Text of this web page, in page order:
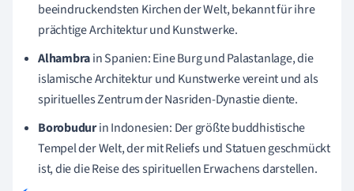
beeindruckendsten Kirchen der Welt, bekannt für ihre
prächtige Architektur und Kunstwerke.
Alhambrain Spanien: Eine Burg und Palastanlage, die
islamische Architektur und Kunstwerke vereint und als
spirituelles Zentrum der Nasriden-Dynastie diente.
Borobudurin Indonesien: Der größte buddhistische
Tempel der Welt, der mit Reliefs und Statuen geschmückt
ist, die die Reise des spirituellen Erwachens darstellen.